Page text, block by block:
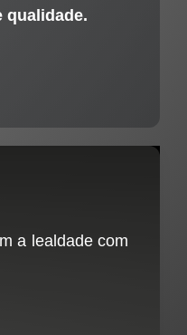
qualidade.
a lealdade com